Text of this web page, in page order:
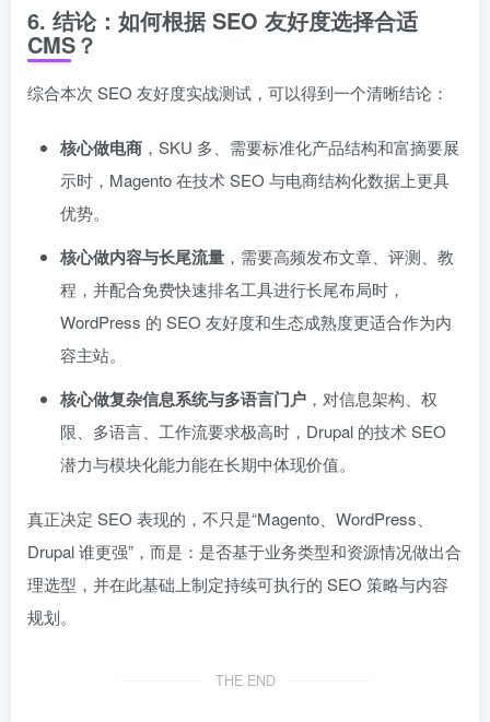
6. 结论：如何根据 SEO 友好度选择合适
CMS？
综合本次 SEO 友好度实战测试，可以得到一个清晰结论：
核心做电商 ，SKU 多、需要标准化产品结构和富摘要展
示时，Magento 在技术 SEO 与电商结构化数据上更具
优势。
核心做内容与长尾流量 ，需要高频发布文章、评测、教
程，并配合免费快速排名工具进行长尾布局时，
WordPress 的 SEO 友好度和生态成熟度更适合作为内
容主站。
核心做复杂信息系统与多语言门户 ，对信息架构、权
限、多语言、工作流要求极高时，Drupal 的技术 SEO
潜力与模块化能力能在长期中体现价值。
真正决定 SEO 表现的，不只是“Magento、WordPress、
Drupal 谁更强”，而是：是否基于业务类型和资源情况做出合
理选型，并在此基础上制定持续可执行的 SEO 策略与内容
规划。
THE END